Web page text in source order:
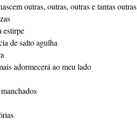
outras, outras, outras e tantas outras
estirpe
de salto agulha
adormecerá ao meu lado